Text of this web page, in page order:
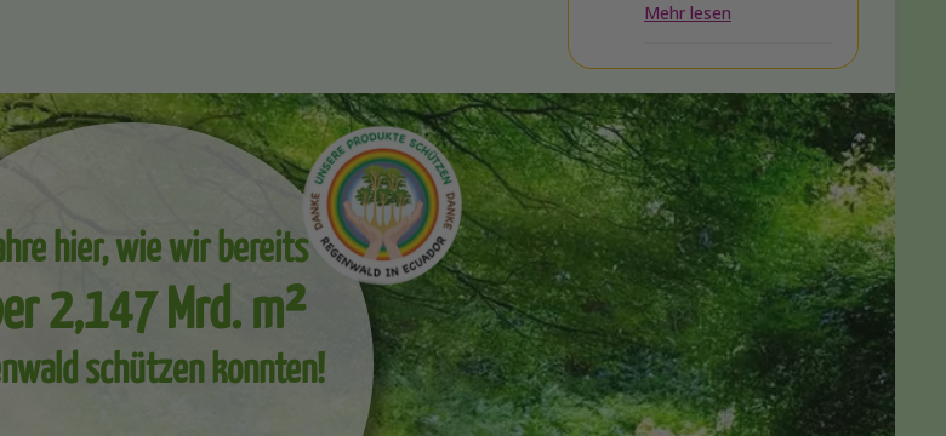
Mehr lesen
hier, wie wir bereits
2,147 Mrd. m²
schützen konnten!